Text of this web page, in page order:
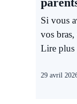
Si vous
vos bras,
Lire plus
29 avril